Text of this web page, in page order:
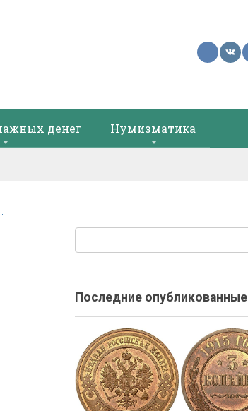
денег Нумизматика
Последние опубликованные